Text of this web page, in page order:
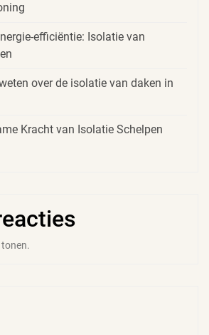
efficiëntie: Isolatie van
over de isolatie van daken in
Kracht van Isolatie Schelpen
tonen.